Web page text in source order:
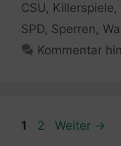
CSU, Killerspiele,
SPD, Sperren,
Kommentar
Seite
1 Seite
2 Weiter →